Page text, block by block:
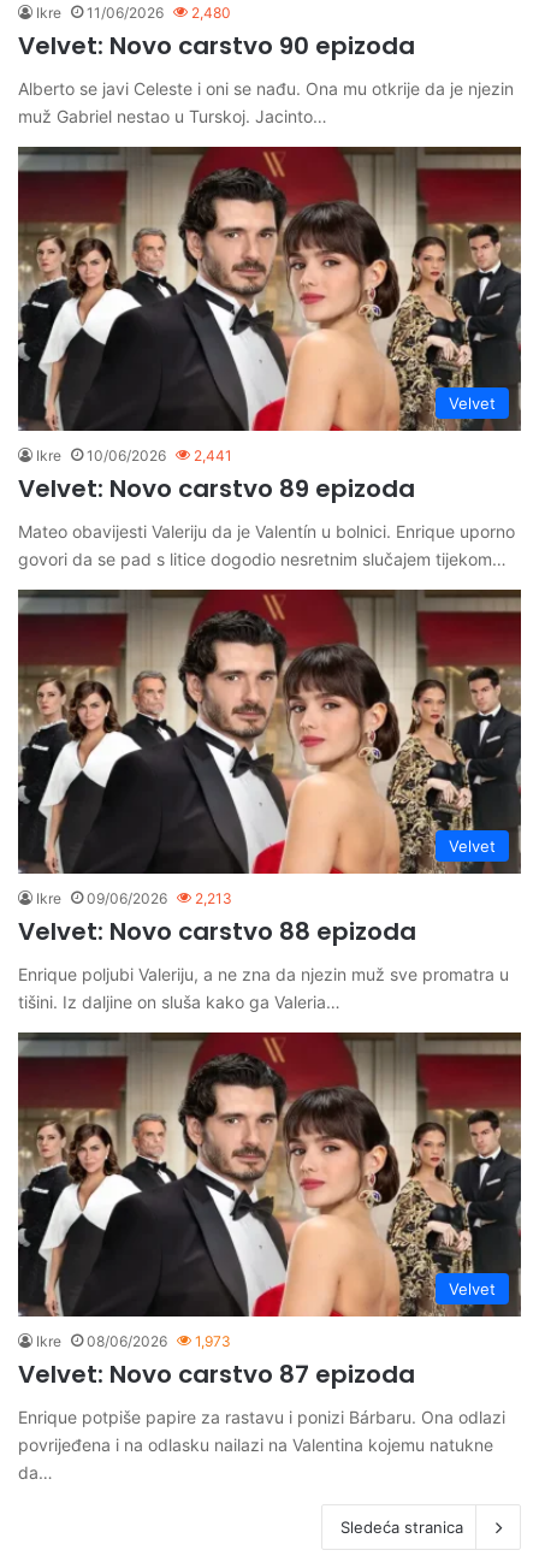
Ikre 11/06/2026 2,480
Velvet: Novo carstvo 90 epizoda
Alberto se javi Celeste i oni se nađu. Ona mu otkrije da je njezin
muž Gabriel nestao u Turskoj. Jacinto…
Velvet
Ikre 10/06/2026 2,441
Velvet: Novo carstvo 89 epizoda
Mateo obavijesti Valeriju da je Valentín u bolnici. Enrique uporno
govori da se pad s litice dogodio nesretnim slučajem tijekom…
Velvet
Ikre 09/06/2026 2,213
Velvet: Novo carstvo 88 epizoda
Enrique poljubi Valeriju, a ne zna da njezin muž sve promatra u
tišini. Iz daljine on sluša kako ga Valeria…
Velvet
Ikre 08/06/2026 1,973
Velvet: Novo carstvo 87 epizoda
Enrique potpiše papire za rastavu i ponizi Bárbaru. Ona odlazi
povrijeđena i na odlasku nailazi na Valentina kojemu natukne
da…
Sledeća stranica